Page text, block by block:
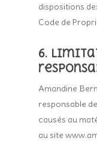
dispositions
Code de
6.
Amandine
responsable
causés au
au site